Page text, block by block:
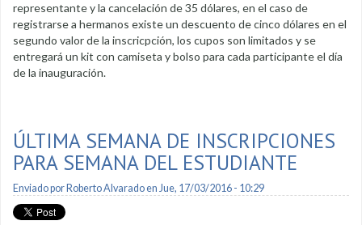
representante y la cancelación de 35 dólares, en el caso de
registrarse a hermanos existe un descuento de cinco dólares en el
segundo valor de la inscricpción, los cupos son limitados y se
entregará un kit con camiseta y bolso para cada participante el día
de la inauguración.
ÚLTIMA SEMANA DE INSCRIPCIONES
PARA SEMANA DEL ESTUDIANTE
Enviado por Roberto Alvaradoen Jue, 17/03/2016 - 10:29